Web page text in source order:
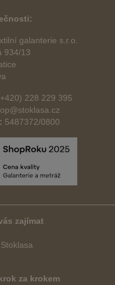
galanterie s.r.o.
934/13
228 229 395
5487372/0800
zajímat
za krokem